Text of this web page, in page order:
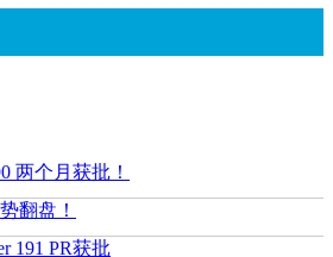
两个月获批！
翻盘！
191 PR获批